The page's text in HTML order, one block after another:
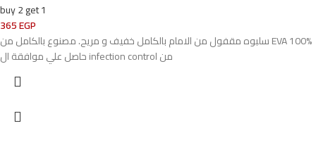
buy 2 get 1
365EGP
سلبوه مقفول من الامام بالكامل خفيف و مريح. مصنوع بالكامل من EVA 100%
حاصل علي موافقة ال infection control من